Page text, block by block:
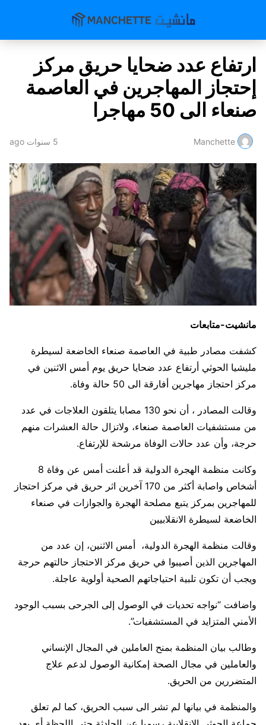
ارتفاع عدد ضحايا حريق مركز
إحتجاز المهاجرين في العاصمة
صنعاء الى 50 مهاجرا
Manchette 5 سنوات ago
مانشيت-متابعات
كشفت مصادر طبية في العاصمة صنعاء الخاضعة لسيطرة
مليشيا الحوثي أرتفاع عدد ضحايا حريق يوم أمس الاثنين في
مركز احتجاز مهاجرين أفارقة الى 50 حالة وفاة.
وقالت المصادر ، أن نحو 130 مصابا يتلقون العلاجات في عدد
من مستشفيات العاصمة صنعاء، ولاتزال حالة العشرات منهم
حرجة، وأن عدد حالات الوفاة مرشحة للإرتفاع.
وكانت منظمة الهجرة الدولية قد أعلنت أمس عن وفاة 8
أشخاص واصابة أكثر من 170 آخرين اثر حريق في مركز احتجاز
للمهاجرين بمركز يتبع مصلحة الهجرة والجوازات في صنعاء
الخاضعة لسيطرة الانقلابيين
وقالت منظمة الهجرة الدولية، أمس الاثنين، إن عدد من
المهاجرين الذين أصيبوا في حريق مركز الاحتجاز حالتهم حرجة
ويجب أن تكون تلبية احتياجاتهم الصحية أولوية عاجلة.
واضافت “نواجه تحديات في الوصول إلى الجرحى بسبب الوجود
الأمني ​​المتزايد في المستشفيات”.
وطالب بيان المنظمة بمنح العاملين في المجال الإنساني
والعاملين في مجال الصحة إمكانية الوصول لدعم علاج
المتضررين من الحريق.
والمنظمة في بيانها لم تشر الى سبب الحريق، كما لم تعلق